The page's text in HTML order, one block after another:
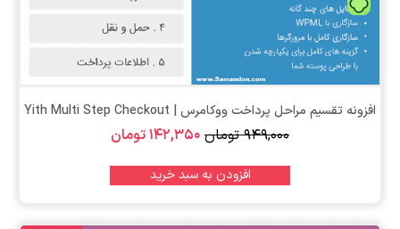
افزونه تقسیم مراحل پرداخت ووکامرس | Yith Multi Step Checkout
۹۴۹,۰۰۰ تومان ۱۴۲,۳۵۰تومان
افزودن به سبد خرید